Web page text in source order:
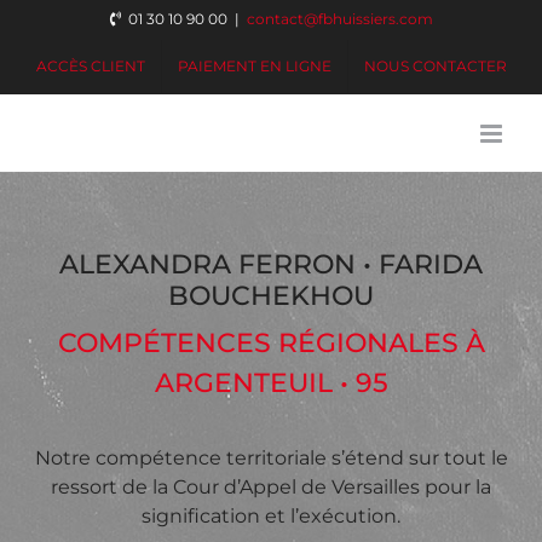
contenu
01 30 10 90 00 | contact@fbhuissiers.com
ACCÈS CLIENT PAIEMENT EN LIGNE NOUS CONTACTER
ALEXANDRA FERRON • FARIDA
BOUCHEKHOU
COMPÉTENCES RÉGIONALES À
ARGENTEUIL • 95
Notre compétence territoriale s’étend sur tout le
ressort de la Cour d’Appel de Versailles pour la
signification et l’exécution.